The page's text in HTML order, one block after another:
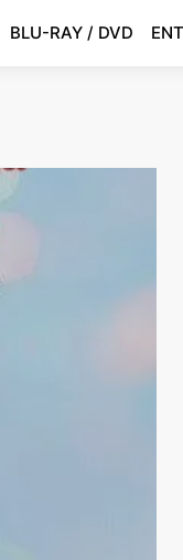
BLU-RAY / DVD